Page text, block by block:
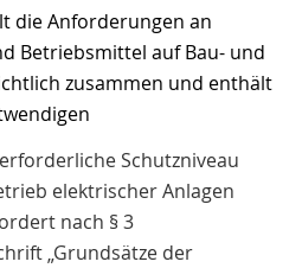
die Anforderungen an
Betriebsmittel auf Bau- und
zusammen und enthält
Schutzniveau
elektrischer Anlagen
nach § 3
„Grundsätze der